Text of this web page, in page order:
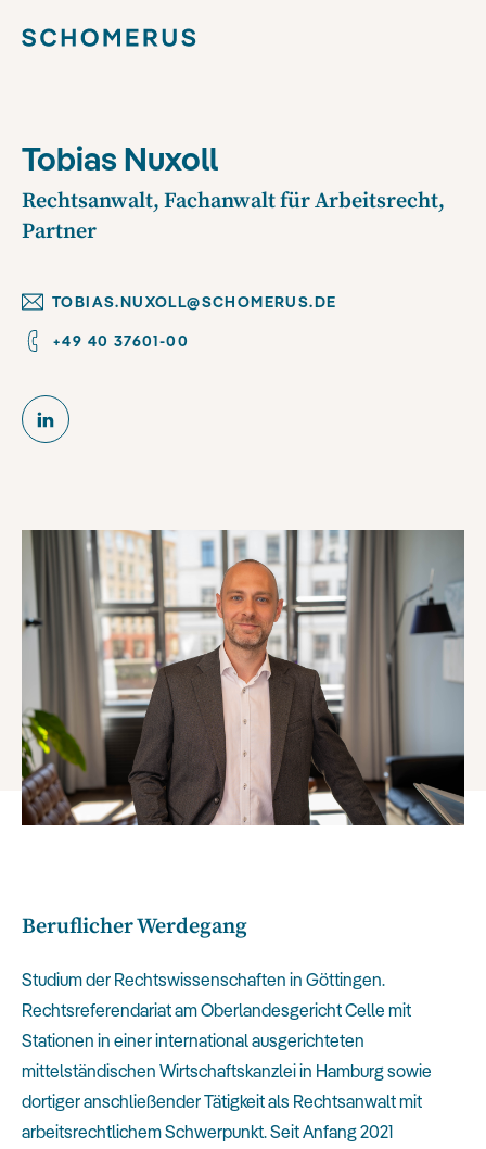
Tobias Nuxoll
Rechtsanwalt, Fachanwalt für Arbeitsrecht,
Partner
TOBIAS.NUXOLL@SCHOMERUS.DE
+49 40 37601-00
Beruflicher Werdegang
Studium der Rechtswissenschaften in Göttingen.
Rechtsreferendariat am Oberlandesgericht Celle mit
Stationen in einer international ausgerichteten
mittelständischen Wirtschaftskanzlei in Hamburg sowie
dortiger anschließender Tätigkeit als Rechtsanwalt mit
arbeitsrechtlichem Schwerpunkt. Seit Anfang 2021